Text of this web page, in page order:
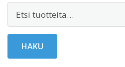
HAKU